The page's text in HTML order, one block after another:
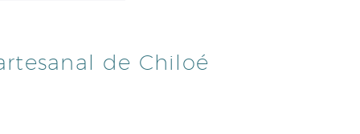
de Chiloé